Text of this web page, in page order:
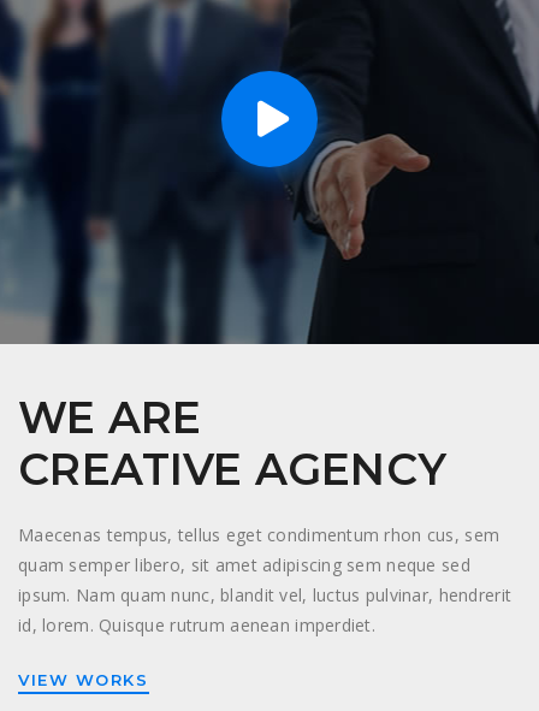
WE ARE
CREATIVE AGENCY
Maecenas tempus, tellus eget condimentum rhon cus, sem
quam semper libero, sit amet adipiscing sem neque sed
ipsum. Nam quam nunc, blandit vel, luctus pulvinar, hendrerit
id, lorem. Quisque rutrum aenean imperdiet.
VIEW WORKS